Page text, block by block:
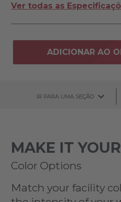
Ver todas as
ADICIONAR AO
IR PARA UMA SEÇÃO
MAKE IT
Color Options
Match your facility